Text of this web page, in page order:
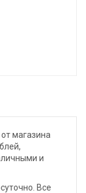
магазина
и
Все